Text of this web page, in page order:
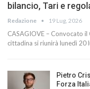
bilancio, Tari e
Redazione 19 Lug, 2026
CASAGIOVE – Convocato il
cittadina si riunirà lunedì 20
Pietro
Forza